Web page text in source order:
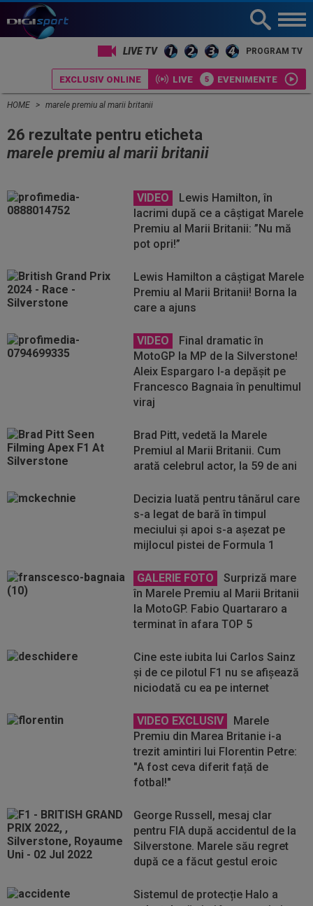
LIVE TV PROGRAM TV
EXCLUSIV ONLINE LIVE EVENIMENTE
HOME marele premiu al marii britanii
26 rezultate pentru eticheta
marele premiu al marii britanii
VIDEO
Lewis Hamilton, în
lacrimi după ce a câștigat Marele
Premiu al Marii Britanii: ”Nu mă
pot opri!”
Lewis Hamilton a câștigat Marele
Premiu al Marii Britanii! Borna la
care a ajuns
VIDEO
Final dramatic în
MotoGP la MP de la Silverstone!
Aleix Espargaro l-a depășit pe
Francesco Bagnaia în penultimul
viraj
Brad Pitt, vedetă la Marele
Premiul al Marii Britanii. Cum
arată celebrul actor, la 59 de ani
Decizia luată pentru tânărul care
s-a legat de bară în timpul
meciului și apoi s-a așezat pe
mijlocul pistei de Formula 1
GALERIE FOTO
Surpriză mare
în Marele Premiu al Marii Britanii
la MotoGP. Fabio Quartararo a
terminat în afara TOP 5
Cine este iubita lui Carlos Sainz
și de ce pilotul F1 nu se afișează
niciodată cu ea pe internet
VIDEO EXCLUSIV
Marele
Premiu din Marea Britanie i-a
trezit amintiri lui Florentin Petre:
"A fost ceva diferit față de
fotbal!"
George Russell, mesaj clar
pentru FIA după accidentul de la
Silverstone. Marele său regret
după ce a făcut gestul eroic
Sistemul de protecție Halo a